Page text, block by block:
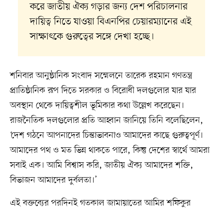
করে জাতীয় ঐক্য গড়ার জন্য দেশ পরিচালনার
দায়িত্ব নিতে যাওয়া বিএনপির চেয়ারম্যানের এই
সাক্ষাৎকে গুরুত্বের সঙ্গে দেখা হচ্ছে।
শনিবার আনুষ্ঠানিক সংবাদ সম্মেলনে তারেক রহমান গণতন্ত্র
প্রাতিষ্ঠানিক রূপ দিতে সরকার ও বিরোধী দলগুলোর যার যার
অবস্থান থেকে দায়িত্বশীল ভূমিকার কথা উল্লেখ করেছেন।
রাজনৈতিক দলগুলোর প্রতি আহ্বান জানিয়ে তিনি বলেছিলেন,
‘দেশ গঠনে আপনাদের চিন্তাভাবনাও আমাদের কাছে গুরুত্বপূর্ণ।
আমাদের পথ ও মত ভিন্ন থাকতে পারে, কিন্তু দেশের স্বার্থে আমরা
সবাই এক। আমি বিশ্বাস করি, জাতীয় ঐক্য আমাদের শক্তি,
বিভাজন আমাদের দুর্বলতা।’
এই বক্তব্যের পরদিনই গতকাল জামায়াতের আমির শফিকুর